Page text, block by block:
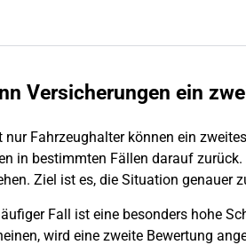
Versicherungen ein
nur Fahrzeughalter können ein
in bestimmten Fällen darauf
Ziel ist es, die Situation genauer
Fall ist eine besonders hohe
wird eine zweite Bewertung